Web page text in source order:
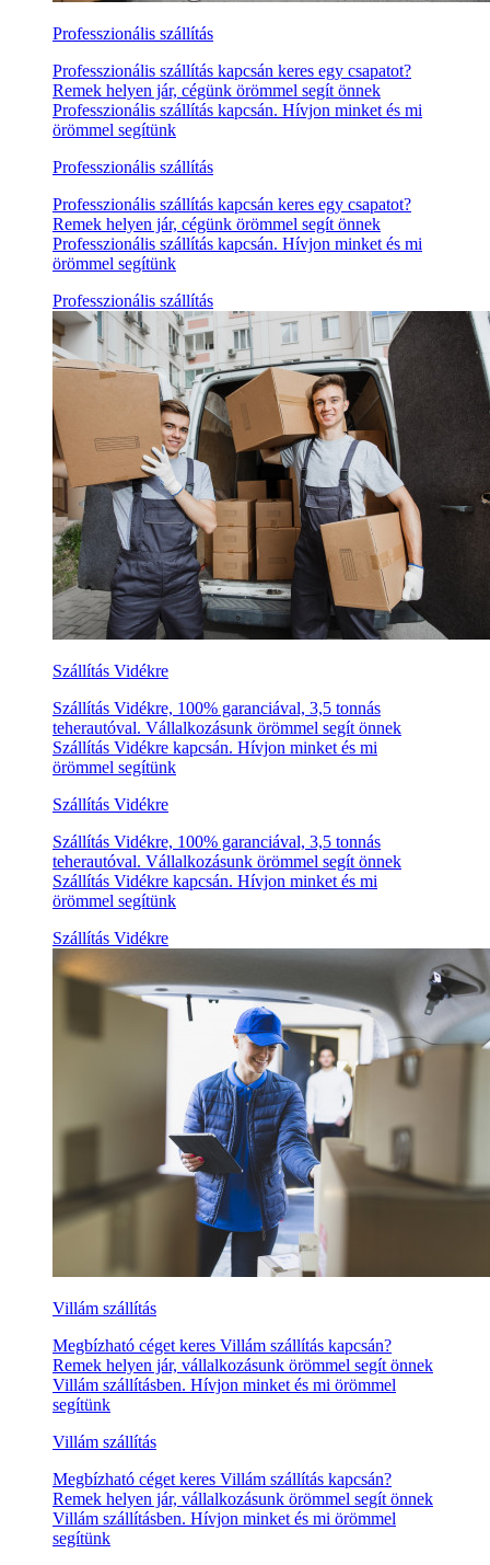
Professzionális szállítás
Professzionális szállítás kapcsán keres egy csapatot?
Remek helyen jár, cégünk örömmel segít önnek
Professzionális szállítás kapcsán. Hívjon minket és mi
örömmel segítünk
Professzionális szállítás
Professzionális szállítás kapcsán keres egy csapatot?
Remek helyen jár, cégünk örömmel segít önnek
Professzionális szállítás kapcsán. Hívjon minket és mi
örömmel segítünk
Professzionális szállítás
Szállítás Vidékre
Szállítás Vidékre, 100% garanciával, 3,5 tonnás
teherautóval. Vállalkozásunk örömmel segít önnek
Szállítás Vidékre kapcsán. Hívjon minket és mi
örömmel segítünk
Szállítás Vidékre
Szállítás Vidékre, 100% garanciával, 3,5 tonnás
teherautóval. Vállalkozásunk örömmel segít önnek
Szállítás Vidékre kapcsán. Hívjon minket és mi
örömmel segítünk
Szállítás Vidékre
Villám szállítás
Megbízható céget keres Villám szállítás kapcsán?
Remek helyen jár, vállalkozásunk örömmel segít önnek
Villám szállításben. Hívjon minket és mi örömmel
segítünk
Villám szállítás
Megbízható céget keres Villám szállítás kapcsán?
Remek helyen jár, vállalkozásunk örömmel segít önnek
Villám szállításben. Hívjon minket és mi örömmel
segítünk